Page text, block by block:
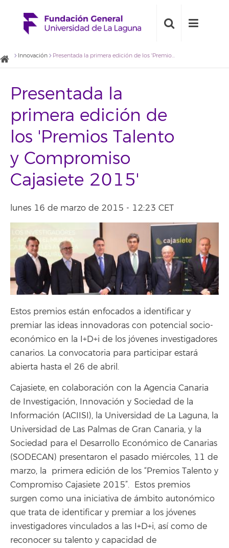
Innovación Presentada la primera edición de los 'Premios Talento y Compromiso Cajasiete 2015'
Presentada la
primera edición de
los 'Premios Talento
y Compromiso
Cajasiete 2015'
lunes 16 de marzo de 2015 - 12:23 CET
Estos premios están enfocados a identificar y
premiar las ideas innovadoras con potencial socio-
económico en la I+D+i de los jóvenes investigadores
canarios. La convocatoria para participar estará
abierta hasta el 26 de abril.
Cajasiete, en colaboración con la Agencia Canaria
de Investigación, Innovación y Sociedad de la
Información (ACIISI), la Universidad de La Laguna, la
Universidad de Las Palmas de Gran Canaria, y la
Sociedad para el Desarrollo Económico de Canarias
(SODECAN) presentaron el pasado miércoles, 11 de
marzo, la primera edición de los “Premios Talento y
Compromiso Cajasiete 2015”. Estos premios
surgen como una iniciativa de ámbito autonómico
que trata de identificar y premiar a los jóvenes
investigadores vinculados a las I+D+i, así como de
reconocer su talento y capacidad de